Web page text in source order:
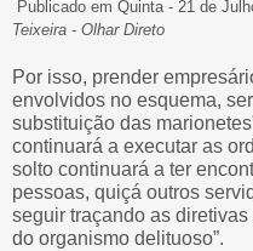
Publicado em Quinta - 21 de
Teixeira - Olhar Direto
Por isso, prender
envolvidos no esquema,
substituição das
continuará a executar as
solto continuará a ter
pessoas, quiçá outros
seguir traçando as
do organismo delituoso”.